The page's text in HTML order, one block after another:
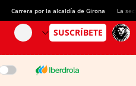
Carrera por la alcaldía de Girona La